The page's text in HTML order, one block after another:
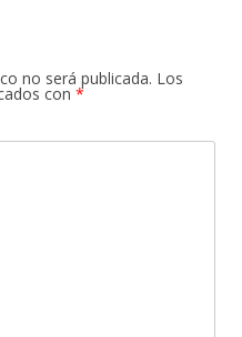
no será publicada. Los
con *